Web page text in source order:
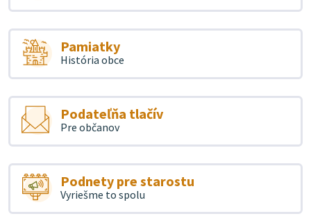
Pamiatky
História obce
Podateľňa tlačív
Pre občanov
Podnety pre starostu
Vyriešme to spolu